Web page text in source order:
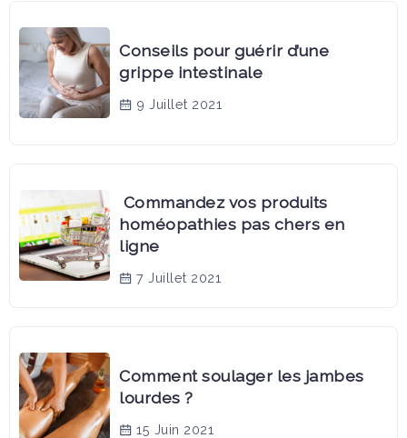
Conseils pour guérir d’une
grippe intestinale
9 Juillet 2021
Commandez vos produits
homéopathies pas chers en
ligne
7 Juillet 2021
Comment soulager les jambes
lourdes ?
15 Juin 2021